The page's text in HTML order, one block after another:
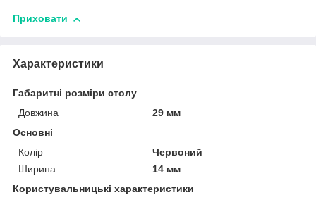
Приховати
Характеристики
Габаритні розміри столу
Довжина
29 мм
Основні
Колір
Червоний
Ширина
14 мм
Користувальницькі характеристики